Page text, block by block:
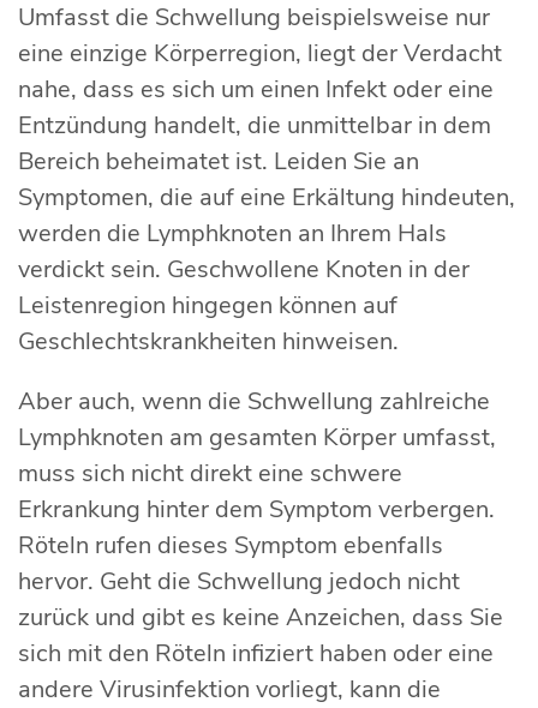
Umfasst die Schwellung beispielsweise nur
eine einzige Körperregion, liegt der Verdacht
nahe, dass es sich um einen Infekt oder eine
Entzündung handelt, die unmittelbar in dem
Bereich beheimatet ist. Leiden Sie an
Symptomen, die auf eine Erkältung hindeuten,
werden die Lymphknoten an Ihrem Hals
verdickt sein. Geschwollene Knoten in der
Leistenregion hingegen können auf
Geschlechtskrankheiten hinweisen.
Aber auch, wenn die Schwellung zahlreiche
Lymphknoten am gesamten Körper umfasst,
muss sich nicht direkt eine schwere
Erkrankung hinter dem Symptom verbergen.
Röteln rufen dieses Symptom ebenfalls
hervor. Geht die Schwellung jedoch nicht
zurück und gibt es keine Anzeichen, dass Sie
sich mit den Röteln infiziert haben oder eine
andere Virusinfektion vorliegt, kann die